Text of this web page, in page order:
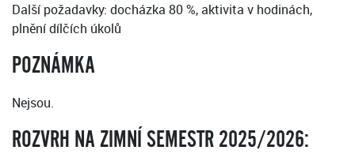
Další požadavky: docházka 80 %, aktivita v hodinách,
plnění dílčích úkolů
POZNÁMKA
Nejsou.
ROZVRH NA ZIMNÍ SEMESTR 2025/2026: